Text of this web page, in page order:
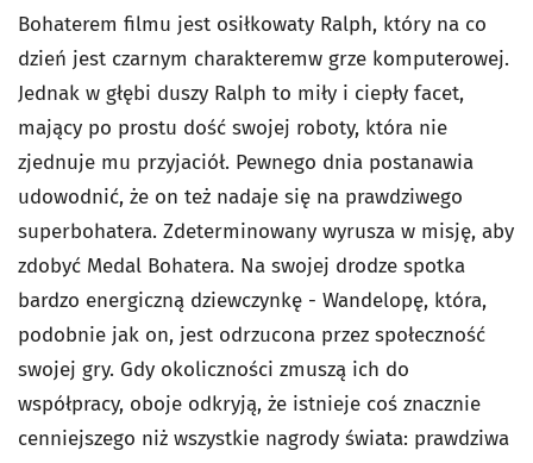
Bohaterem filmu jest osiłkowaty Ralph, który na co
dzień jest czarnym charakteremw grze komputerowej.
Jednak w głębi duszy Ralph to miły i ciepły facet,
mający po prostu dość swojej roboty, która nie
zjednuje mu przyjaciół. Pewnego dnia postanawia
udowodnić, że on też nadaje się na prawdziwego
superbohatera. Zdeterminowany wyrusza w misję, aby
zdobyć Medal Bohatera. Na swojej drodze spotka
bardzo energiczną dziewczynkę - Wandelopę, która,
podobnie jak on, jest odrzucona przez społeczność
swojej gry. Gdy okoliczności zmuszą ich do
współpracy, oboje odkryją, że istnieje coś znacznie
cenniejszego niż wszystkie nagrody świata: prawdziwa